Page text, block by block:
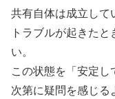
共有自体は成立して
トラブルが起きた
い。
この状態を「安定し
次第に疑問を感じる